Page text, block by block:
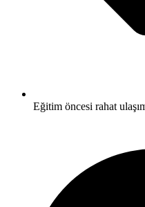
Eğitim öncesi rahat